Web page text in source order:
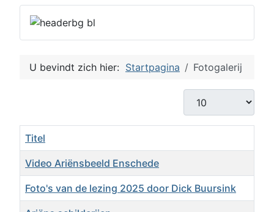
U bevindt zich hier: Startpagina Fotogalerij
Toon #
Titel
Video Ariënsbeeld Enschede
Foto's van de lezing 2025 door Dick Buursink